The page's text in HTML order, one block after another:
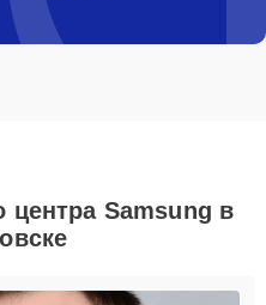
центра Samsung в